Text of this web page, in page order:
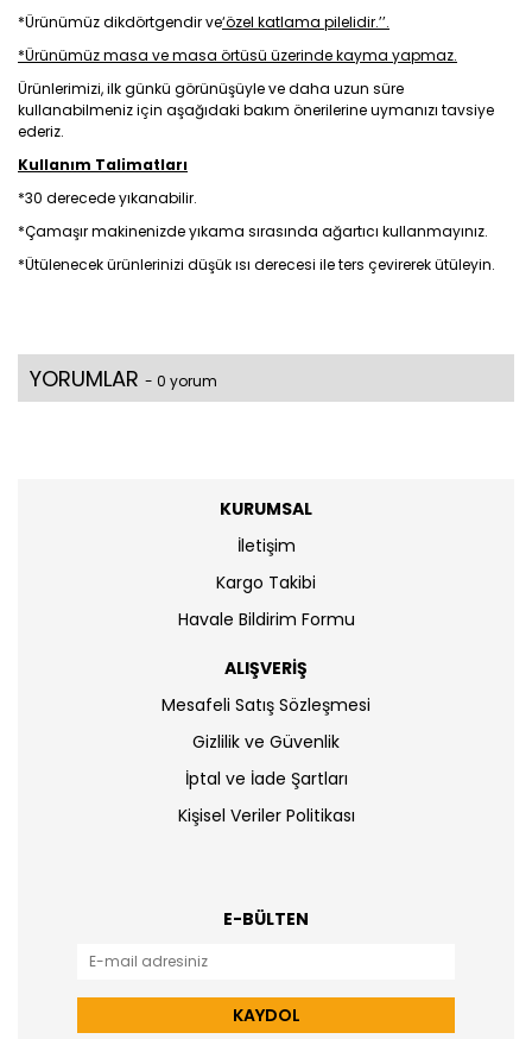
*Ürünümüz dikdörtgendir ve‘özel katlama pilelidir.’’.
*Ürünümüz masa ve masa örtüsü üzerinde kayma yapmaz.
Ürünlerimizi, ilk günkü görünüşüyle ve daha uzun süre
kullanabilmeniz için aşağıdaki bakım önerilerine uymanızı tavsiye
ederiz.
Kullanım Talimatları
*30 derecede yıkanabilir.
*Çamaşır makinenizde yıkama sırasında ağartıcı kullanmayınız.
*Ütülenecek ürünlerinizi düşük ısı derecesi ile ters çevirerek ütüleyin.
YORUMLAR - 0 yorum
KURUMSAL
İletişim
Kargo Takibi
Havale Bildirim Formu
ALIŞVERİŞ
Mesafeli Satış Sözleşmesi
Gizlilik ve Güvenlik
İptal ve İade Şartları
Kişisel Veriler Politikası
E-BÜLTEN
KAYDOL